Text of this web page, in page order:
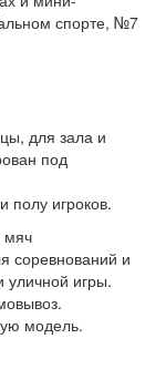
спорте, №7
для зала и
под
полу игроков.
мяч
соревнований и
уличной игры.
модель.